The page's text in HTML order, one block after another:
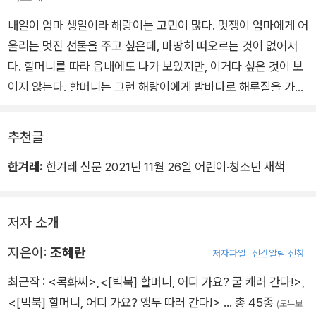
내일이 엄마 생일이라 해랑이는 고민이 많다. 멋쟁이 엄마에게 어
울리는 멋진 선물을 주고 싶은데, 마땅히 떠오르는 것이 없어서
다. 할머니를 따라 읍내에도 나가 보았지만, 이거다 싶은 것이 보
이지 않는다. 할머니는 그런 해랑이에게 밤바다로 해루질을 가자
바닷가에 살아도 밤바다에 나갈 일은 없었던 터라, 해랑이는 설레
는 마음으로 할머니를 따라나선다. 할머니 말대로 밤바다에는 벼
과연 무엇일까?
추천글
한겨레: 한겨레 신문 2021년 11월 26일 어린이·청소년 새책
저자 소개
지은이: 조혜란 저자파일 신간알림 신청
최근작 : <목화씨> <[빅북] 할머니, 어디 가요? 굴 캐러 간다!>
<[빅북] 할머니, 어디 가요? 앵두 따러 간다!> … 총 45종 (모두보